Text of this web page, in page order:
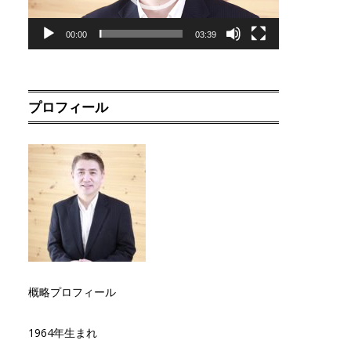
00:00 03:39
プロフィール
概略プロフィール
1964年生まれ